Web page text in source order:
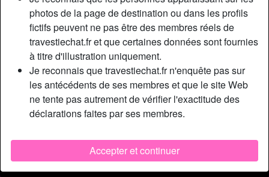
photos de la page de destination ou dans les profils
fictifs peuvent ne pas être des membres réels de
travestiechat.fr et que certaines données sont fournies
à titre d'illustration uniquement.
Je reconnais que travestiechat.fr n'enquête pas sur
les antécédents de ses membres et que le site Web
ne tente pas autrement de vérifier l'exactitude des
déclarations faites par ses membres.
Accepter et continuer
Département:
Seine-Maritime
Sexe:
Transexuelle
Sexualité:
Bisexuel(le)
Relation:
Célibataire
Couleur des cheveux:
Foncé
Couleur des yeux:
Brun
Taille:
175 cm
Oui
Fumeur(euse):
Oui